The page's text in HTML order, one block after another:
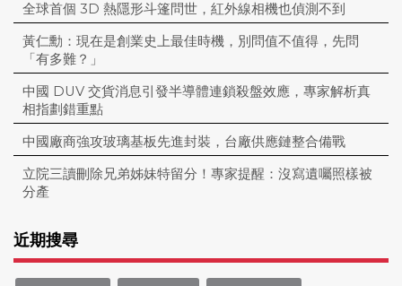
全球首個 3D 熱隱形斗篷問世，紅外線相機也偵測不到
黃仁勳：現在是創業史上最佳時機，別問值不值得，先問
「有多難？」
中國 DUV 交貨消息引發半導體連鎖殺盤效應，專家解析真
相指劃錯重點
中國廠商強攻玻璃基板先進封裝，台廠供應鏈整合備戰
立院三讀刪除兄弟姊妹特留分！專家提醒：沒寫遺囑照樣被
分產
近期搜尋